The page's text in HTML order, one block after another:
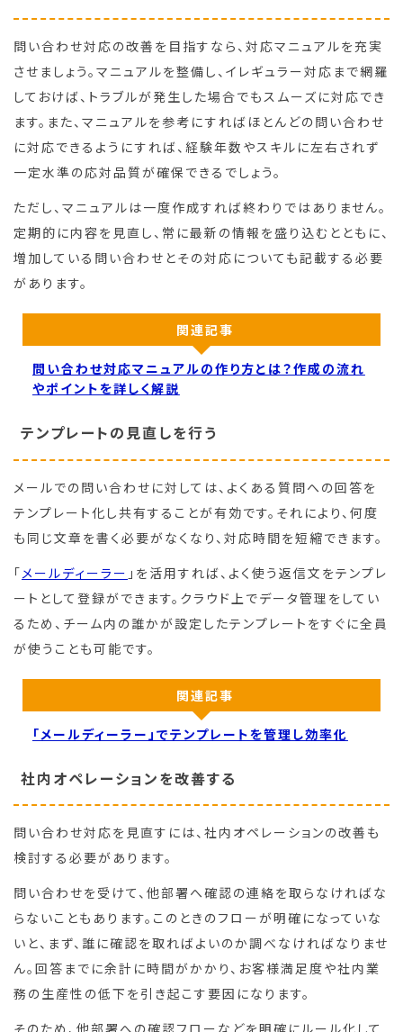
問い合わせ対応の改善を目指すなら、対応マニュアルを充実
させましょう。マニュアルを整備し、イレギュラー対応まで網羅
しておけば、トラブルが発生した場合でもスムーズに対応でき
ます。また、マニュアルを参考にすればほとんどの問い合わせ
に対応できるようにすれば、経験年数やスキルに左右されず
一定水準の応対品質が確保できるでしょう。
ただし、マニュアルは一度作成すれば終わりではありません。
定期的に内容を見直し、常に最新の情報を盛り込むとともに、
増加している問い合わせとその対応についても記載する必要
があります。
関連記事
問い合わせ対応マニュアルの作り方とは？作成の流れ
やポイントを詳しく解説
テンプレートの見直しを行う
メールでの問い合わせに対しては、よくある質問への回答を
テンプレート化し共有することが有効です。それにより、何度
も同じ文章を書く必要がなくなり、対応時間を短縮できます。
「 メールディーラー 」を活用すれば、よく使う返信文をテンプレ
ートとして登録ができます。クラウド上でデータ管理をしてい
るため、チーム内の誰かが設定したテンプレートをすぐに全員
が使うことも可能です。
関連記事
「メールディーラー」でテンプレートを管理し効率化
社内オペレーションを改善する
問い合わせ対応を見直すには、社内オペレーションの改善も
検討する必要があります。
問い合わせを受けて、他部署へ確認の連絡を取らなければな
らないこともあります。このときのフローが明確になっていな
いと、まず、誰に確認を取ればよいのか調べなければなりませ
ん。回答までに余計に時間がかかり、お客様満足度や社内業
務の生産性の低下を引き起こす要因になります。